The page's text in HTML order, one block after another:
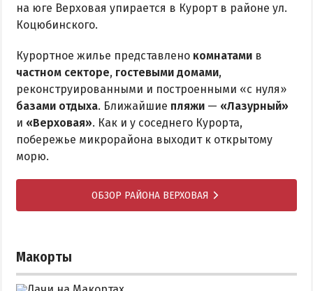
на юге Верховая упирается в Курорт в районе ул.
Коцюбинского.
Курортное жилье представлено комнатами в
частном секторе, гостевыми домами,
реконструированными и построенными «с нуля»
базами отдыха. Ближайшие пляжи — «Лазурный»
и «Верховая». Как и у соседнего Курорта,
побережье микрорайона выходит к открытому
морю.
ОБЗОР РАЙОНА ВЕРХОВАЯ
Макорты